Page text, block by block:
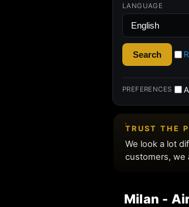
Milan -